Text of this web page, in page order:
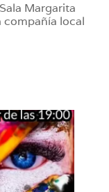
Margarita
compañía local